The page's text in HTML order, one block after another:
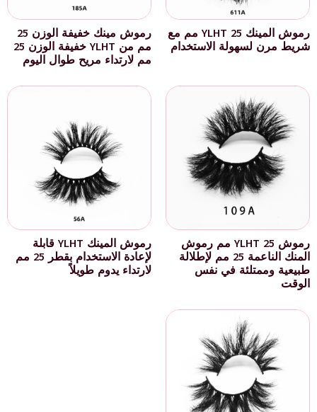
رموش المينك YLHT 25 مم مع
شريط مرن لسهولة الاستخدام
رموش مينك خفيفة الوزن 25
مم من YLHT خفيفة الوزن 25
مم لارتداء مريح طوال اليوم
رموش YLHT 25 مم رموش
المنك الناعمة 25 مم لإطلالة
طبيعية وممتلئة في نفس
الوقت
رموش المينك YLHT قابلة
لإعادة الاستخدام بقطر 25 مم
لارتداء يدوم طويلاً